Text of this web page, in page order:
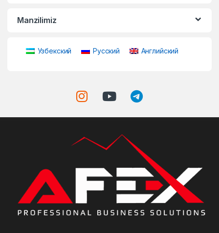
Manzilimiz
Узбекский Русский Английский